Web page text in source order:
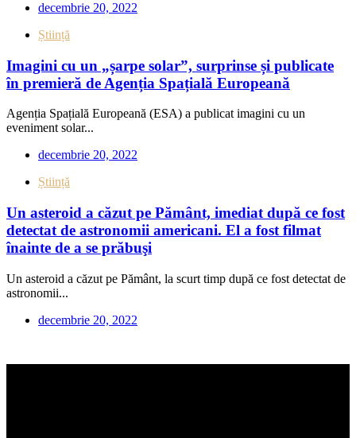
decembrie 20, 2022
Știință
Imagini cu un „șarpe solar”, surprinse și publicate
în premieră de Agenția Spațială Europeană
Agenția Spațială Europeană (ESA) a publicat imagini cu un
eveniment solar...
decembrie 20, 2022
Știință
Un asteroid a căzut pe Pământ, imediat după ce fost
detectat de astronomii americani. El a fost filmat
înainte de a se prăbuşi
Un asteroid a căzut pe Pământ, la scurt timp după ce fost detectat de
astronomii...
decembrie 20, 2022